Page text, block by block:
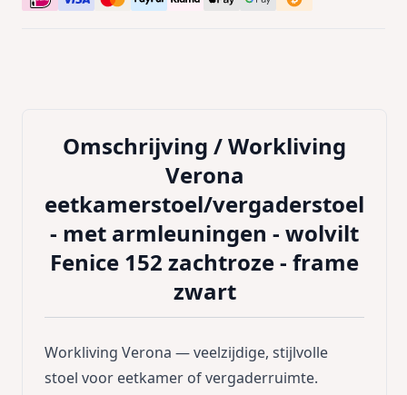
Omschrijving /Workliving
Verona
eetkamerstoel/vergaderstoel
- met armleuningen - wolvilt
Fenice 152 zachtroze - frame
zwart
Workliving Verona — veelzijdige, stijlvolle
stoel voor eetkamer of vergaderruimte.